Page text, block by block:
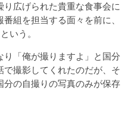
広げられた貴重な食事会に
組を担当する面々を前に、
いう。
「俺が撮りますよ」と国分
撮影してくれたのだが、そ
の自撮りの写真のみが保存